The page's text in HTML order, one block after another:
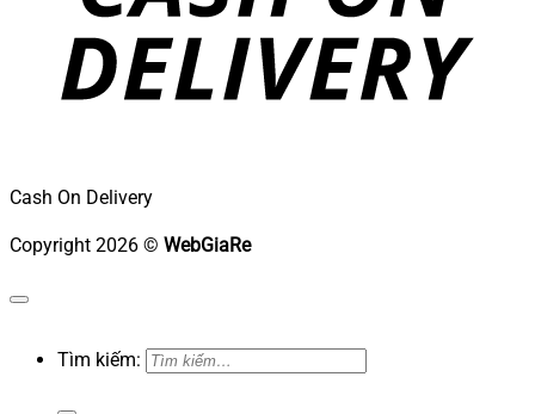
Cash On Delivery
Copyright 2026 © WebGiaRe
Tìm kiếm: